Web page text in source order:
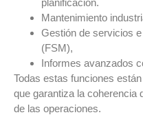
planificación.
Mantenimiento
Gestión de servicios
(FSM),
Informes avanzados
Todas estas funciones
que garantiza la coherencia
de las operaciones.